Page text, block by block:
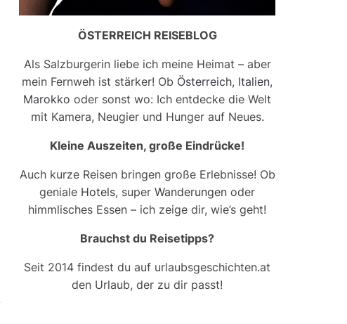
ÖSTERREICH REISEBLOG
Als Salzburgerin liebe ich meine Heimat – aber
mein Fernweh ist stärker! Ob Österreich, Italien,
Marokko oder sonst wo: Ich entdecke die Welt
mit Kamera, Neugier und Hunger auf Neues.
Kleine Auszeiten, große Eindrücke!
Auch kurze Reisen bringen große Erlebnisse! Ob
geniale Hotels, super Wanderungen oder
himmlisches Essen – ich zeige dir, wie’s geht!
Brauchst du Reisetipps?
Seit 2014 findest du auf urlaubsgeschichten.at
den Urlaub, der zu dir passt!